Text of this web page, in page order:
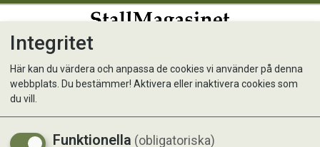
Näringspinnar blommor
Biobact
Integritet
Här kan du värdera och anpassa de cookies vi använder på denna
webbplats. Du bestämmer! Aktivera eller inaktivera cookies som
du vill.
Funktionella (obligatoriska)